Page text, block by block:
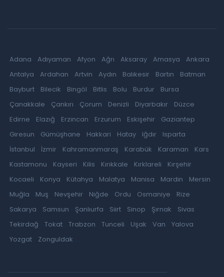
Adana Adıyaman Afyon Ağrı Aksaray Amasya
Ankara
Antalya
Ardahan Artvin Aydın Balıkesir Bartın
Batman
Bayburt
Bilecik Bingöl Bitlis Bolu Burdur
Bursa
Çanakkale
Çankırı Çorum Denizli Diyarbakır
Düzce
Edirne
Elazığ Erzincan Erzurum Eskişehir
Gaziantep
Giresun
Gümüşhane Hakkari Hatay Iğdır
Isparta
İstanbul
İzmir Kahramanmaraş Karabük Karaman
Kars
Kastamonu
Kayseri Kilis Kırıkkale Kırklareli
Kırşehir
Kocaeli
Konya Kütahya Malatya Manisa Mardin
Mersin
Muğla
Muş Nevşehir Niğde Ordu Osmaniye
Rize
Sakarya
Samsun Şanlıurfa Siirt Sinop Şırnak
Sivas
Tekirdağ
Tokat Trabzon Tunceli Uşak Van
Yalova
Yozgat
Zonguldak